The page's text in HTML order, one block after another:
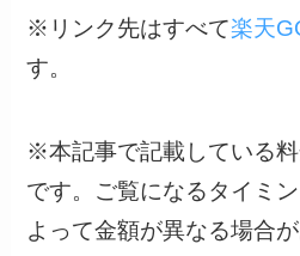
※リンク先はすべて楽天
す。
※本記事で記載している
です。ご覧になるタイミ
よって金額が異なる場合